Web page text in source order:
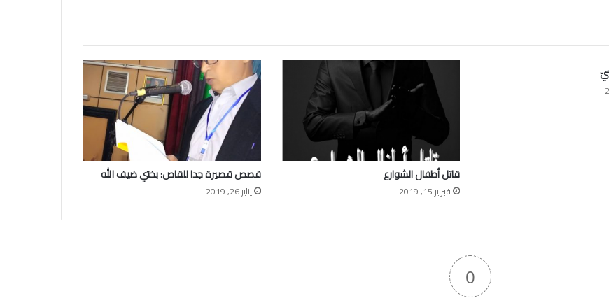
قاتل أطفال الشوارع
فبراير 15, 2019
قصص قصيرة جدا للقاص: بختي ضيف الله
يناير 26, 2019
0